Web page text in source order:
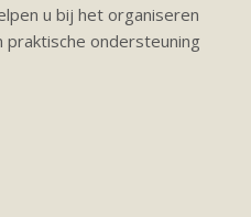
u bij het organiseren
praktische ondersteuning